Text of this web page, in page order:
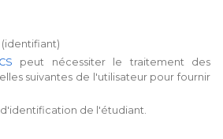
peut nécessiter le traitement des
suivantes de l'utilisateur pour fournir
de l'étudiant.